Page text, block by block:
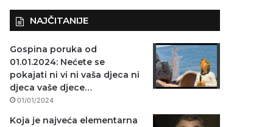
NAJČITANIJE
Gospina poruka od
01.01.2024: Nećete se
pokajati ni vi ni vaša djeca ni
djeca vaše djece…
01/01/2024
Koja je najveća elementarna